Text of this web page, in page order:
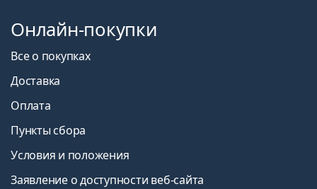
Онлайн-покупки
Все о покупках
Доставка
Оплата
Пункты сбора
Условия и положения
Заявление о доступности веб-сайта